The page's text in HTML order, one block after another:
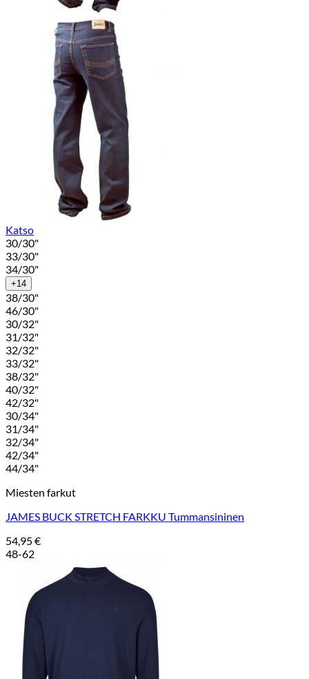
Katso
30/30"
33/30"
34/30"
+14
38/30"
46/30"
30/32"
31/32"
32/32"
33/32"
38/32"
40/32"
42/32"
30/34"
31/34"
32/34"
42/34"
44/34"
Miesten farkut
JAMES BUCK STRETCH FARKKU Tummansininen
54,95€
48-62